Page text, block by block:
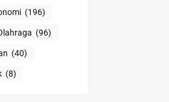
(196)
(96)
(40)
(8)